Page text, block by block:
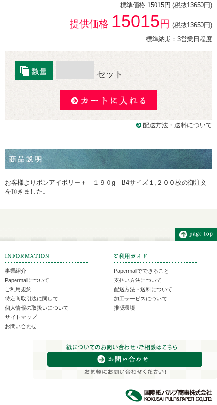
標準価格 15015円 (税抜13650円)
提供価格 15015円 (税抜13650円)
標準納期：3営業日程度
セット
配送方法・送料について
お客様よりボンアイボリー＋ １９０g B4サイズ１,２００枚の御注文
を頂きました。
事業紹介
Papermallについて
ご利用規約
特定商取引法に関して
個人情報の取扱いについて
サイトマップ
お問い合わせ
Papermallでできること
支払い方法について
配送方法・送料について
加工サービスについて
推奨環境